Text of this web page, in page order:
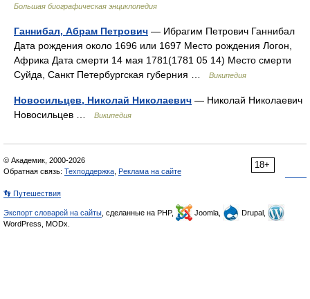
Большая биографическая энциклопедия
Ганнибал, Абрам Петрович — Ибрагим Петрович Ганнибал
Дата рождения около 1696 или 1697 Место рождения Логон,
Африка Дата смерти 14 мая 1781(1781 05 14) Место смерти
Суйда, Санкт Петербургская губерния …
Википедия
Новосильцев, Николай Николаевич — Николай Николаевич
Новосильцев …
Википедия
18+
© Академик, 2000-2026
Обратная связь: Техподдержка Реклама на сайте
👣 Путешествия
Экспорт словарей на сайты , сделанные на PHP, Joomla,
Drupal,
WordPress, MODx.